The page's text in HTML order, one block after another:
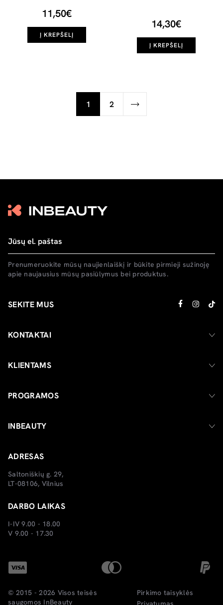
11,50€
Į KREPŠELĮ
14,30€
Į KREPŠELĮ
1 2
Prenumeruokite mūsų naujienlaiškį ir būkite pirmieji sužinoję
apie naujausius mūsų pasiūlymus bei produktus.
SEKITE MUS
KONTAKTAI
KLIENTAMS
PROGRAMOS
INBEAUTY
ADRESAS
Saltoniškių g. 29,
LT-08106, Vilnius
DARBO LAIKAS
I-IV 9.00 - 18.00
V 9.00 - 17.30
© 2015 - 2026 Visos teisės
saugomos InBeauty
Pirkimo taisyklės